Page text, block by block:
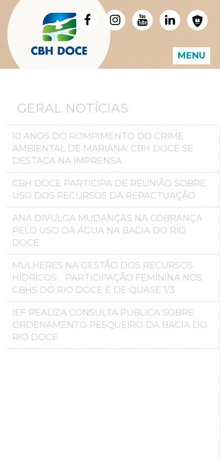
MENU
GERAL NOTÍCIAS
10 ANOS DO ROMPIMENTO DO CRIME
AMBIENTAL DE MARIANA: CBH DOCE SE
DESTACA NA IMPRENSA
CBH DOCE PARTICIPA DE REUNIÃO SOBRE
USO DOS RECURSOS DA REPACTUAÇÃO
ANA DIVULGA MUDANÇAS NA COBRANÇA
PELO USO DA ÁGUA NA BACIA DO RIO
DOCE
MULHERES NA GESTÃO DOS RECURSOS
HÍDRICOS: PARTICIPAÇÃO FEMININA NOS
CBHS DO RIO DOCE É DE QUASE 1/3
IEF REALIZA CONSULTA PÚBLICA SOBRE
ORDENAMENTO PESQUEIRO DA BACIA DO
RIO DOCE